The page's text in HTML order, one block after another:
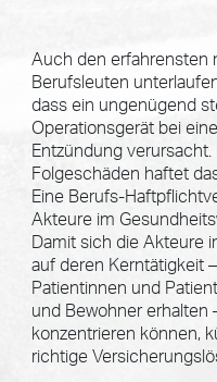
Auch den erfahrensten
Berufsleuten
dass ein ungenügend
Operationsgerät bei
Entzündung
Folgeschäden haftet
Eine Berufs-
Akteure im
Damit sich die Akteure
auf deren Kerntätigkeit
Patientinnen und
und Bewohner erhalten
konzentrieren können,
richtige